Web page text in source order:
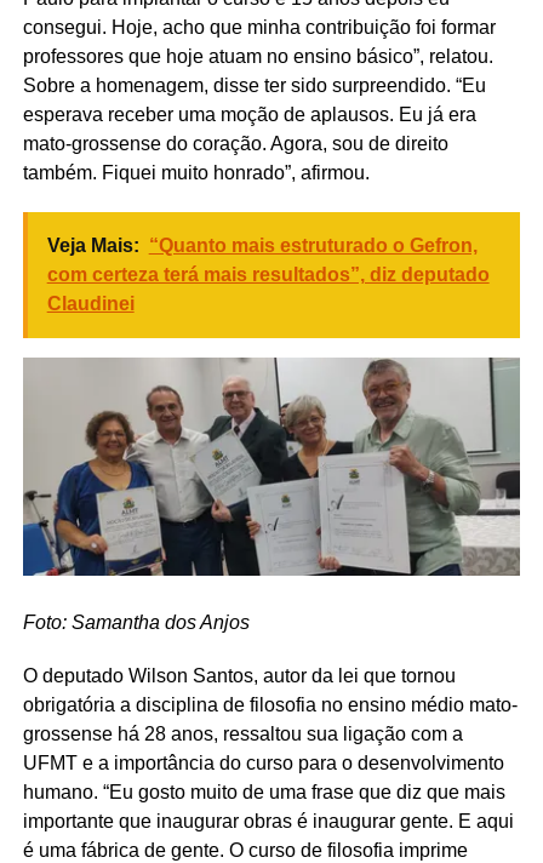
consegui. Hoje, acho que minha contribuição foi formar
professores que hoje atuam no ensino básico”, relatou.
Sobre a homenagem, disse ter sido surpreendido. “Eu
esperava receber uma moção de aplausos. Eu já era
mato-grossense do coração. Agora, sou de direito
também. Fiquei muito honrado”, afirmou.
Veja Mais: “Quanto mais estruturado o Gefron,
com certeza terá mais resultados”, diz deputado
Claudinei
Foto: Samantha dos Anjos
O deputado Wilson Santos, autor da lei que tornou
obrigatória a disciplina de filosofia no ensino médio mato-
grossense há 28 anos, ressaltou sua ligação com a
UFMT e a importância do curso para o desenvolvimento
humano. “Eu gosto muito de uma frase que diz que mais
importante que inaugurar obras é inaugurar gente. E aqui
é uma fábrica de gente. O curso de filosofia imprime